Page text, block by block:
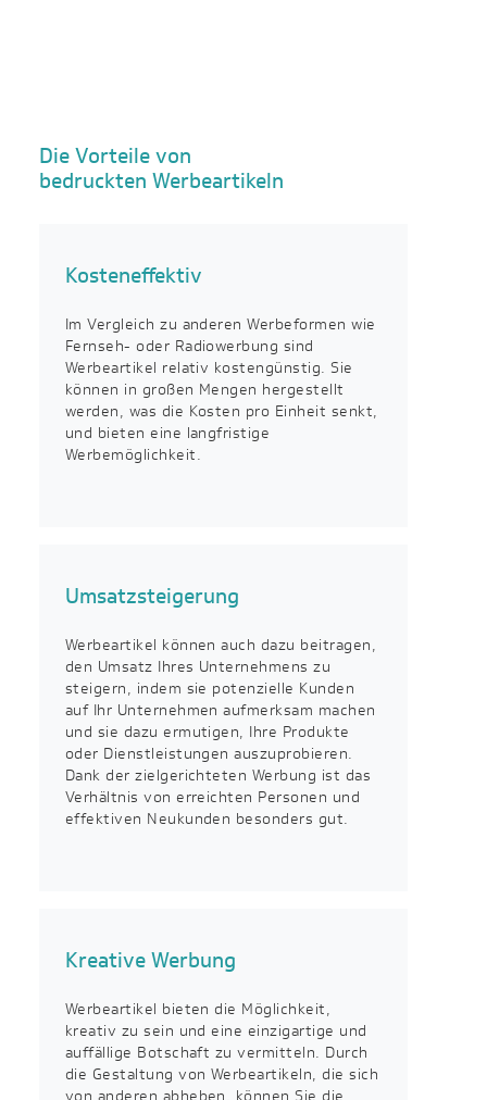
Die Vorteile von
bedruckten Werbeartikeln
Kosteneffektiv
Im Vergleich zu anderen Werbeformen wie
Fernseh- oder Radiowerbung sind
Werbeartikel relativ kostengünstig. Sie
können in großen Mengen hergestellt
werden, was die Kosten pro Einheit senkt,
und bieten eine langfristige
Werbemöglichkeit.
Umsatzsteigerung
Werbeartikel können auch dazu beitragen,
den Umsatz Ihres Unternehmens zu
steigern, indem sie potenzielle Kunden
auf Ihr Unternehmen aufmerksam machen
und sie dazu ermutigen, Ihre Produkte
oder Dienstleistungen auszuprobieren.
Dank der zielgerichteten Werbung ist das
Verhältnis von erreichten Personen und
effektiven Neukunden besonders gut.
Kreative Werbung
Werbeartikel bieten die Möglichkeit,
kreativ zu sein und eine einzigartige und
auffällige Botschaft zu vermitteln. Durch
die Gestaltung von Werbeartikeln, die sich